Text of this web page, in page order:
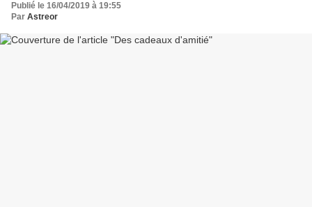
Publié le 16/04/2019 à 19:55
Par Astreor